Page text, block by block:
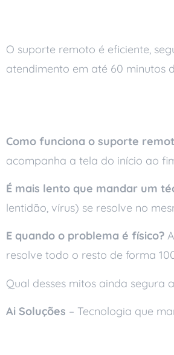
O suporte remoto é eficiente,
atendimento em até 60 minutos
Como funciona o suporte
acompanha a tela do início ao
É mais lento que mandar um
lentidão, vírus) se resolve no
E quando o problema é físico?
resolve todo o resto de forma
Qual desses mitos ainda segura
Ai Soluções – Tecnologia que